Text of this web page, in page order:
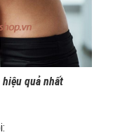
quả nhất